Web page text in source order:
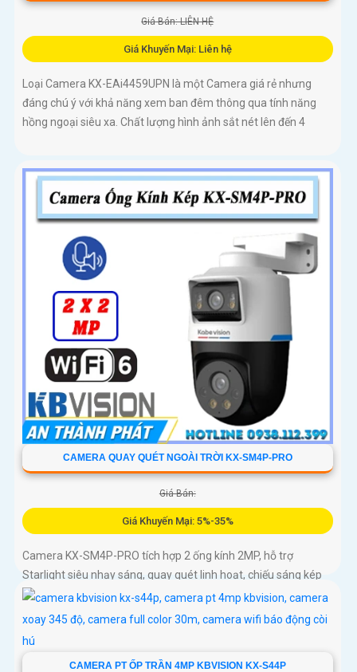
Giá Bán: LIÊN HỆ
Giá Khuyến Mại: Liên hệ
Loại Camera KX-EAi4459UPN là một Camera giá rẻ nhưng
đáng chú ý với khả năng xem ban đêm thông qua tính năng
hồng ngoại siêu xa. Chất lượng hình ảnh sắt nét lên đến 4
CAMERA QUAY QUÉT NGOÀI TRỜI KX-SM4P-PRO
Giá Bán:
Giá Khuyến Mại: 5%-35%
Camera KX-SM4P-PRO tích hợp 2 ống kính 2MP, hỗ trợ
Starlight siêu nhạy sáng, quay quét linh hoạt, chiếu sáng kép
thông minh và LED ánh sáng ấm 30m. Công nghệ AI-ISP kết
hợp cảm biến lớn tối ưu hình ảnh ban đêm
CAMERA PT ỐP TRẦN 4MP KBVISION KX-S44P